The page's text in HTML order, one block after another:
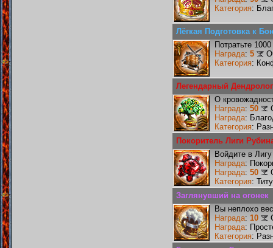
Категория:
Лёгкая Подготовка к
Потратьте
Награда: 5
Категория:
Легендарный Дендролог
О
Награда: 50
Награда:
Категория:
Покоритель Лиги
Войдите в
Награда:
Награда: 50
Категория:
Заглянувший на огонек
Вы неплохо
Награда: 10
Награда:
Категория: